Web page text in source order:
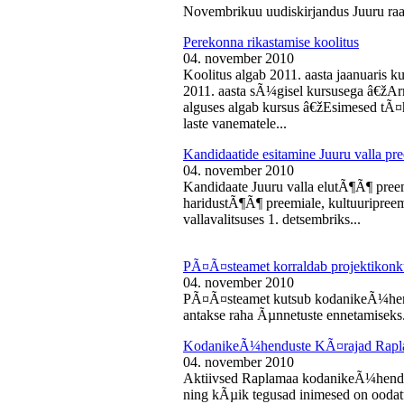
Novembrikuu uudiskirjandus Juuru
Perekonna rikastamise koolitus
04. november 2010
Koolitus algab 2011. aasta jaanuaris
2011. aasta sÃ¼gisel kursusega
alguses algab kursus â€žEsimesed
laste vanematele...
Kandidaatide esitamine Juuru valla
04. november 2010
Kandidaate Juuru valla elutÃ¶Ã¶
haridustÃ¶Ã¶ preemiale,
vallavalitsuses 1. detsembriks...
PÃ¤Ã¤steamet korraldab
04. november 2010
PÃ¤Ã¤steamet kutsub
antakse raha Ãµnnetuste
KodanikeÃ¼henduste KÃ¤rajad
04. november 2010
Aktiivsed Raplamaa
ning kÃµik tegusad inimesed on